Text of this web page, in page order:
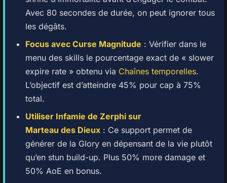
Avec 80 secondes de durée, on peut ignorer tous
les dégâts.
Focus avec Curse Magnitude : Vérifier dans le
menu des skills le pourcentage exact de « slower
expire rate » obtenu via Chaînes temporelles.
L’objectif est d’atteindre 45% pour cap à 75%
total.
Utiliser Infamie de Zerphi sur
Marteau des Dieux : Ce support permet de
générer de la Glory en dépensant de la vie plutôt
qu’en stun build-up. Plus 50% more damage et
50% AoE en bonus.